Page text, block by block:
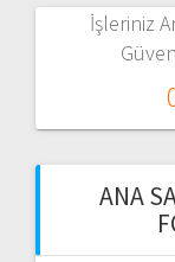
İşleriniz
ANA